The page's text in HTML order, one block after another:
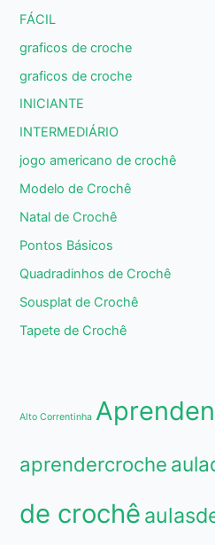
FÁCIL
graficos de croche
graficos de croche
INICIANTE
INTERMEDIÁRIO
jogo americano de crochê
Modelo de Crochê
Natal de Crochê
Pontos Básicos
Quadradinhos de Crochê
Sousplat de Crochê
Tapete de Crochê
Alto Correntinha
aprendercroche
de crochê